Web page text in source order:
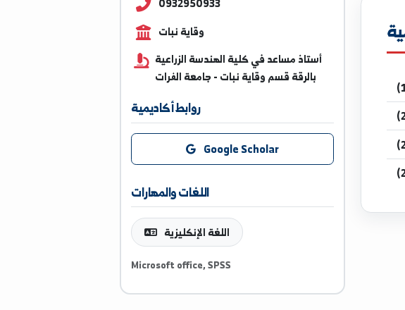
shoula.kharouf@alfuratuniv.edu.sy
0932950933
وقاية نبات
أستاذ مساعد في كلية الهندسة الزراعية
بالرقة قسم وقاية نبات - جامعة الفرات
روابط أكاديمية
اللغات والمهارات
اللغة الإنكليزية